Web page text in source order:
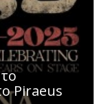
Piraeus